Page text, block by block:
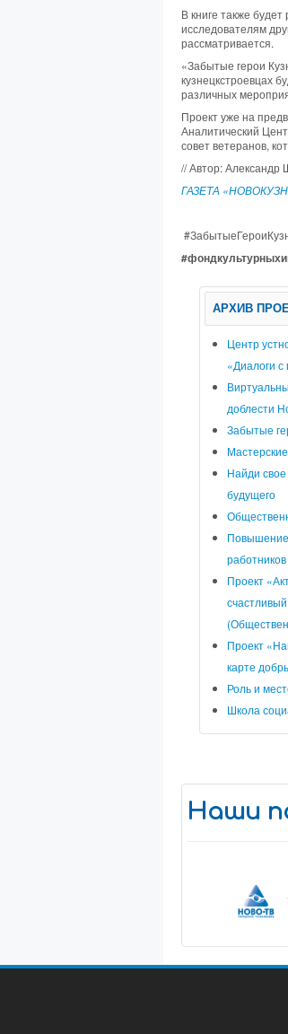
В книге также
исследователям
рассматривается.
«Забытые герои
кузнецкстроевцах
различных
Проект уже на
Аналитический
совет ветеранов,
// Автор: Александр
ГАЗЕТА
АРХИВ
Центр
«Диалоги
доблести
Забытые
Найди
будущего
Проект
Проект
карте
Роль и
Школа
Наши